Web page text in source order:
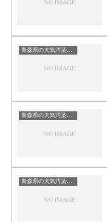
青森県の大気汚染・PM2.5・黄砂・エアロゾルの数値
青森県の大気汚染・PM2.5・黄砂・エアロゾルの数値
青森県の大気汚染・PM2.5・黄砂・エアロゾルの数値